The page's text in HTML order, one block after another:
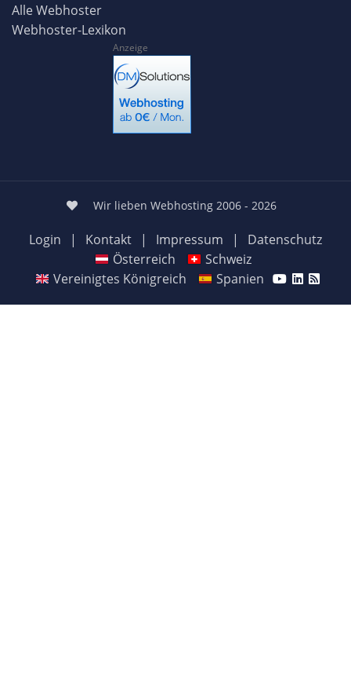
Alle Webhoster
Webhoster-Lexikon
Anzeige
Wir lieben Webhosting 2006 - 2026
Login | Kontakt | Impressum |
Datenschutz
Österreich
Schweiz
Vereinigtes Königreich
Spanien